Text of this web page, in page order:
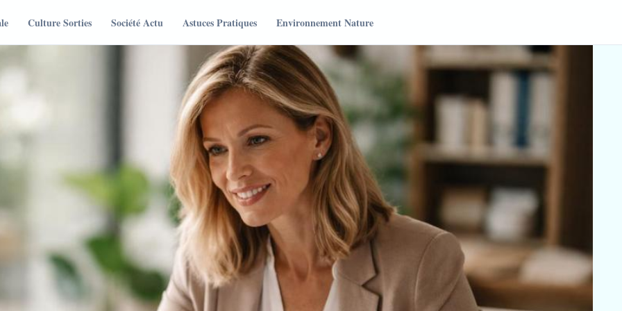
Culture Sorties Société Actu Astuces Pratiques Environnement Nature